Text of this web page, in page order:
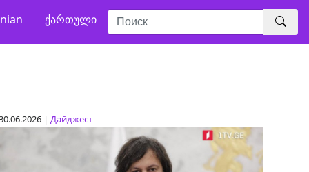
ქართული
| Дайджест